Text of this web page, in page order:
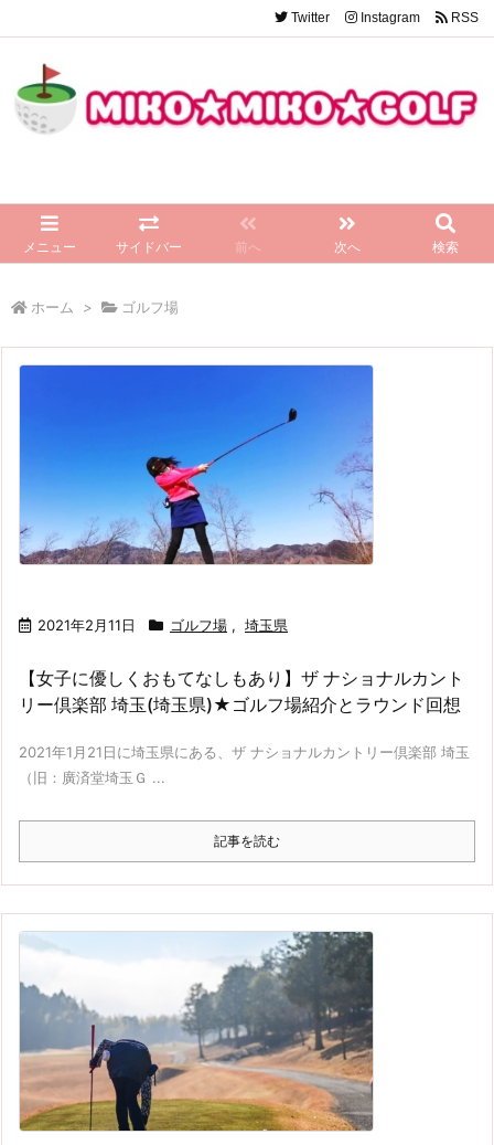
メニュー サイドバー 前へ 次へ 検索
Twitter Instagram RSS
ホーム > ゴルフ場
2021年2月11日 ゴルフ場 , 埼玉県
【女子に優しくおもてなしもあり】ザ ナショナルカント
リー倶楽部 埼玉(埼玉県)★ゴルフ場紹介とラウンド回想
2021年1月21日に埼玉県にある、ザ ナショナルカントリー倶楽部 埼玉
（旧：廣済堂埼玉Ｇ ...
記事を読む